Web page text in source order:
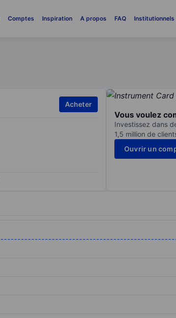
Comptes Inspiration A propos FAQ Institutionnels
Acheter
Vous voulez
Investissez dans
1,5 million de
Ouvrir un